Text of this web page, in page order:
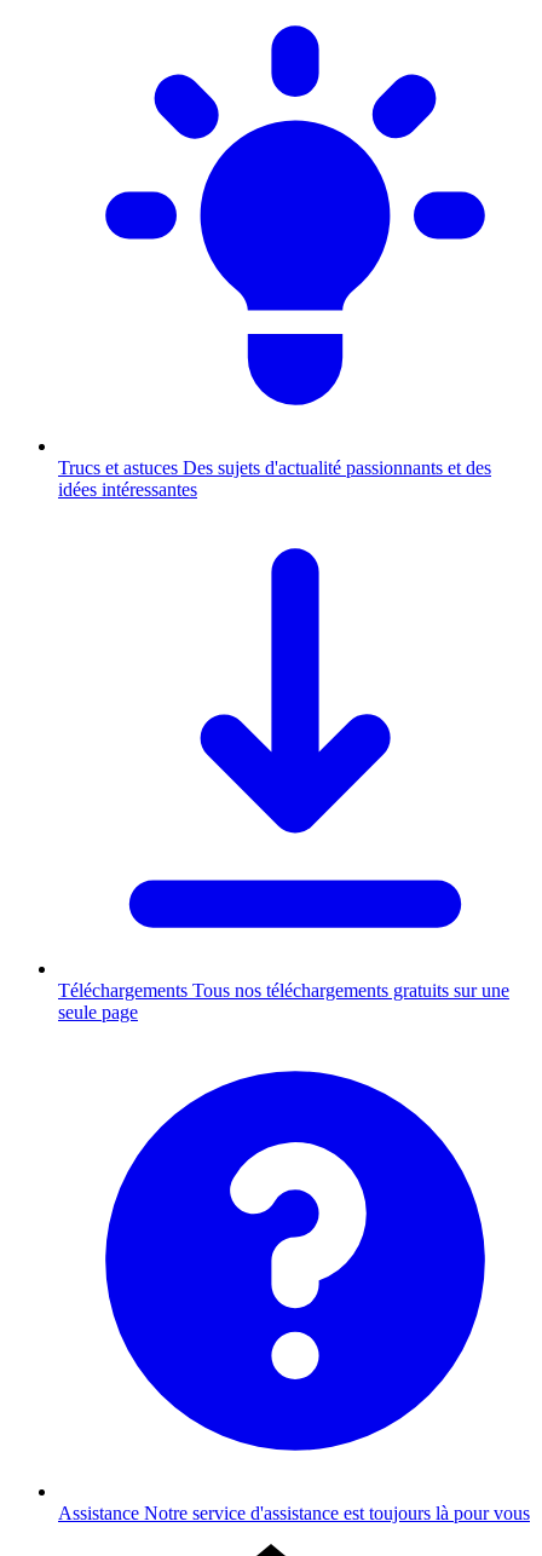
Trucs et astuces Des sujets d'actualité passionnants et des
idées intéressantes
Téléchargements Tous nos téléchargements gratuits sur une
seule page
Assistance Notre service d'assistance est toujours là pour vous